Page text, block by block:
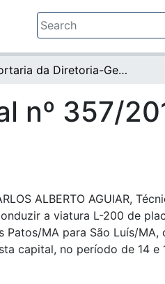
Portaria da Diretoria-Geral nº 357/2011 (19463)
nº 357/
ALBERTO AGUIAR,
a viatura L-200 de
MA para São Luís/MA,
capital, no período de 14 e